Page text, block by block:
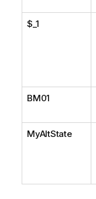
$_1
BM01
MyAltState